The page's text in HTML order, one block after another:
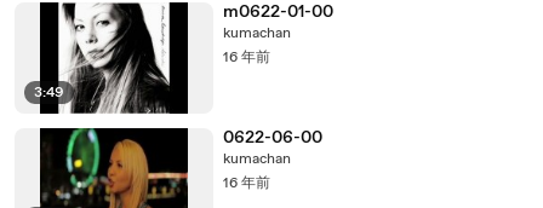
3:49
m0622-01-00
kumachan
16 年前
0622-06-00
kumachan
16 年前